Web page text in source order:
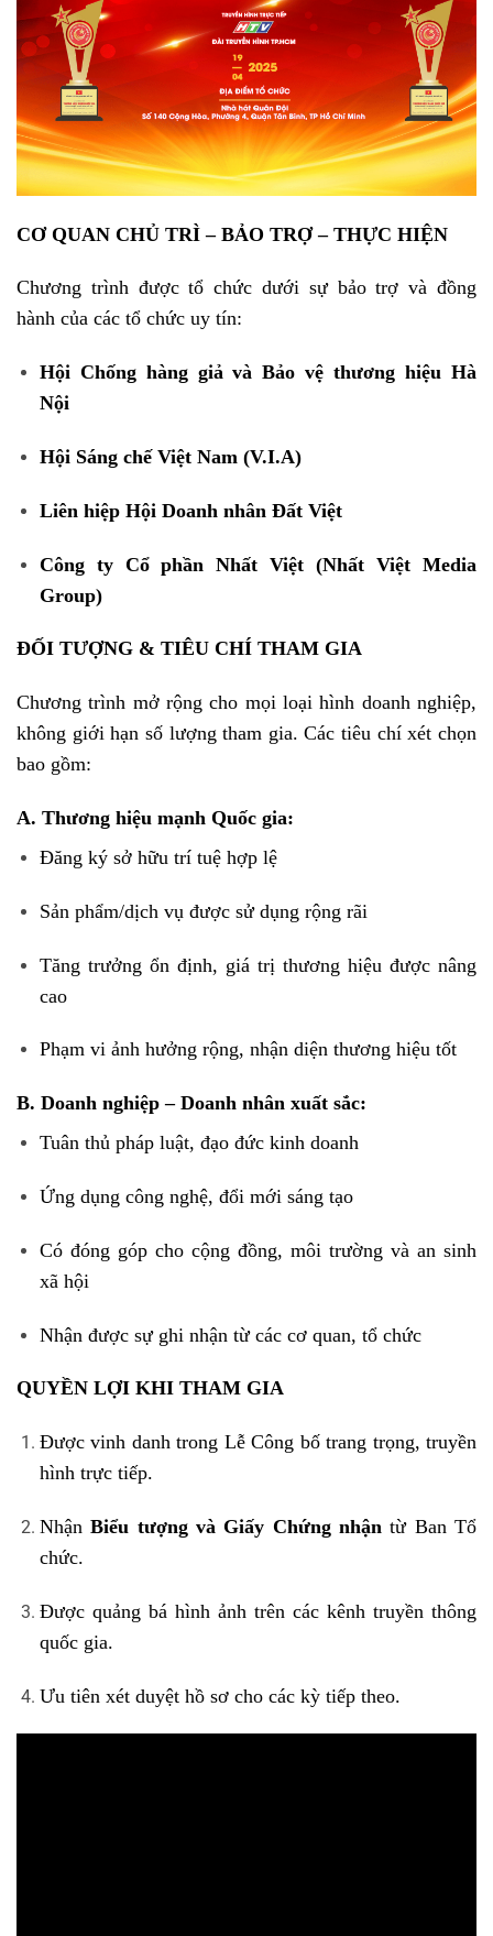
CƠ QUAN CHỦ TRÌ – BẢO TRỢ – THỰC HIỆN
Chương trình được tổ chức dưới sự bảo trợ và đồng
hành của các tổ chức uy tín:
Hội Chống hàng giả và Bảo vệ thương hiệu Hà
Nội
Hội Sáng chế Việt Nam (V.I.A)
Liên hiệp Hội Doanh nhân Đất Việt
Công ty Cổ phần Nhất Việt (Nhất Việt Media
Group)
ĐỐI TƯỢNG & TIÊU CHÍ THAM GIA
Chương trình mở rộng cho mọi loại hình doanh nghiệp,
không giới hạn số lượng tham gia. Các tiêu chí xét chọn
bao gồm:
A. Thương hiệu mạnh Quốc gia:
Đăng ký sở hữu trí tuệ hợp lệ
Sản phẩm/dịch vụ được sử dụng rộng rãi
Tăng trưởng ổn định, giá trị thương hiệu được nâng
cao
Phạm vi ảnh hưởng rộng, nhận diện thương hiệu tốt
B. Doanh nghiệp – Doanh nhân xuất sắc:
Tuân thủ pháp luật, đạo đức kinh doanh
Ứng dụng công nghệ, đổi mới sáng tạo
Có đóng góp cho cộng đồng, môi trường và an sinh
xã hội
Nhận được sự ghi nhận từ các cơ quan, tổ chức
QUYỀN LỢI KHI THAM GIA
Được vinh danh trong Lễ Công bố trang trọng, truyền
hình trực tiếp.
NhậnBiểu tượng và Giấy Chứng nhận từ Ban Tổ
chức.
Được quảng bá hình ảnh trên các kênh truyền thông
quốc gia.
Ưu tiên xét duyệt hồ sơ cho các kỳ tiếp theo.